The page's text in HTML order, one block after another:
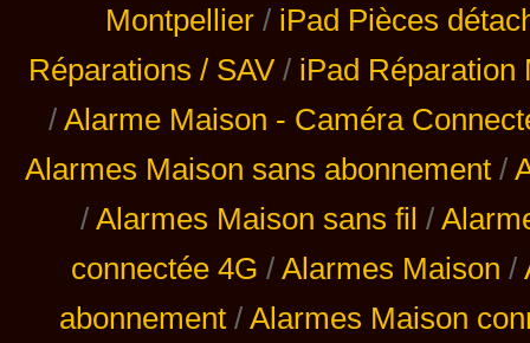
Montpellier / iPad Pièces
Réparations / SAV / iPad Réparation
/ Alarme Maison - Caméra
Alarmes Maison sans abonnement /
/ Alarmes Maison sans fil /
connectée 4G / Alarmes Maison /
abonnement / Alarmes Maison